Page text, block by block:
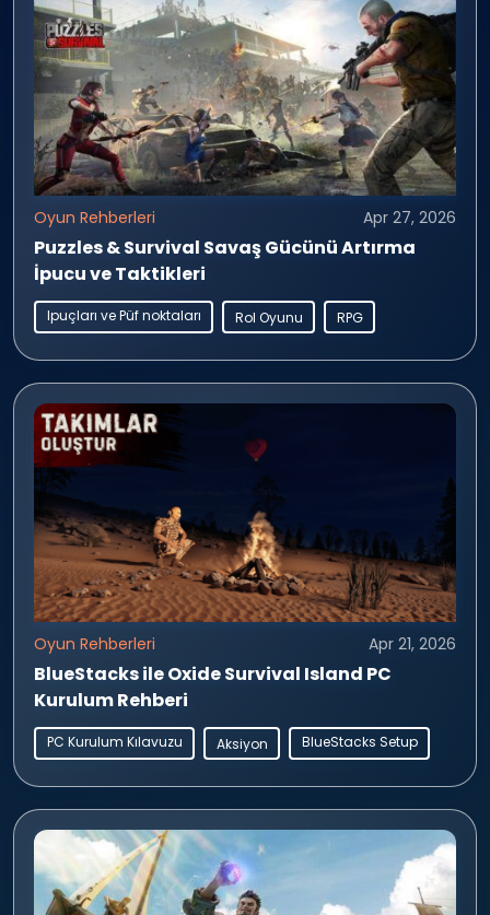
Oyun Rehberleri Apr 27, 2026
Puzzles & Survival Savaş Gücünü Artırma
İpucu ve Taktikleri
Ipuçları ve Püf noktaları Rol Oyunu RPG
Oyun Rehberleri Apr 21, 2026
BlueStacks ile Oxide Survival Island PC
Kurulum Rehberi
PC Kurulum Kılavuzu Aksiyon BlueStacks Setup